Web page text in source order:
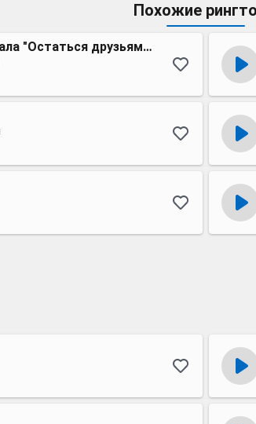
Похожие
Остаться друзьями (OST сериала "Остаться друзьями")